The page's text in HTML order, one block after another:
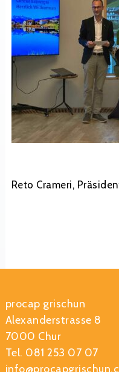
Reto Crameri,
procap grischun
Alexanderstrasse 8
7000 Chur
Tel. 081 253 07 07